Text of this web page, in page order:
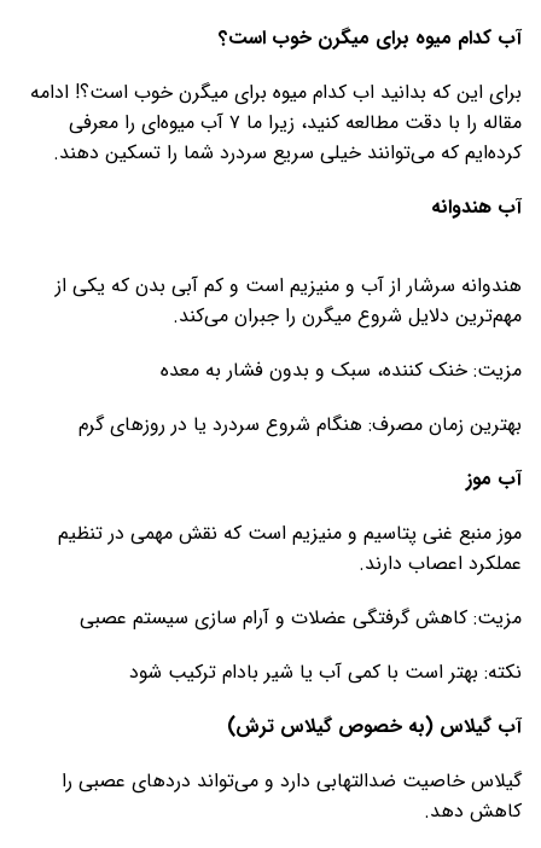
آب کدام میوه برای میگرن خوب است؟
برای این که بدانید اب کدام میوه برای میگرن خوب است؟! ادامه
مقاله را با دقت مطالعه کنید، زیرا ما ۷ آب میوه‌ای را معرفی
کرده‌ایم که می‌توانند خیلی سریع سردرد شما را تسکین دهند.
آب هندوانه
هندوانه سرشار از آب و منیزیم است و کم آبی بدن که یکی از
مهم‌ترین دلایل شروع میگرن را جبران می‌کند.
مزیت: خنک کننده، سبک و بدون فشار به معده
بهترین زمان مصرف: هنگام شروع سردرد یا در روز‌های گرم
آب موز
موز منبع غنی پتاسیم و منیزیم است که نقش مهمی در تنظیم
عملکرد اعصاب دارند.
مزیت: کاهش گرفتگی عضلات و آرام سازی سیستم عصبی
نکته: بهتر است با کمی آب یا شیر بادام ترکیب شود
آب گیلاس (به خصوص گیلاس ترش)
گیلاس خاصیت ضدالتهابی دارد و می‌تواند درد‌های عصبی را
کاهش دهد.